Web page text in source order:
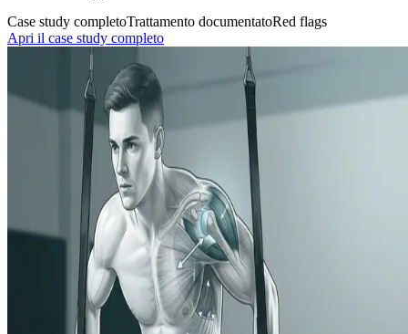
Case study completoTrattamento documentatoRed flags
Apri il case study completo